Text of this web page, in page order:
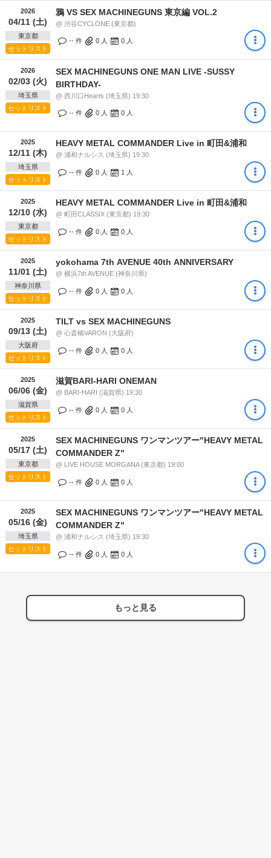
2026
04/11 (土)
東京都
セットリスト
鴉 VS SEX MACHINEGUNS 東京編 VOL.2
@ 渋谷CYCLONE (東京都)
-- 件 0 人 0 人
2026
02/03 (火)
埼玉県
セットリスト
SEX MACHINEGUNS ONE MAN LIVE -SUSSY
BIRTHDAY-
@ 西川口Hearts (埼玉県) 19:30
-- 件 0 人 0 人
2025
12/11 (木)
埼玉県
セットリスト
HEAVY METAL COMMANDER Live in 町田&浦和
@ 浦和ナルシス (埼玉県) 19:30
-- 件 0 人 1 人
2025
12/10 (水)
東京都
セットリスト
HEAVY METAL COMMANDER Live in 町田&浦和
@ 町田CLASSIX (東京都) 19:30
-- 件 0 人 0 人
2025
11/01 (土)
神奈川県
セットリスト
yokohama 7th AVENUE 40th ANNIVERSARY
@ 横浜7th AVENUE (神奈川県)
-- 件 0 人 0 人
2025
09/13 (土)
大阪府
セットリスト
TILT vs SEX MACHINEGUNS
@ 心斎橋VARON (大阪府)
-- 件 0 人 0 人
2025
06/06 (金)
滋賀県
セットリスト
滋賀BARI-HARI ONEMAN
@ BARI-HARI (滋賀県) 19:30
-- 件 0 人 0 人
2025
05/17 (土)
東京都
セットリスト
SEX MACHINEGUNS ワンマンツアー"HEAVY METAL
COMMANDER Z"
@ LIVE HOUSE MORGANA (東京都) 19:00
-- 件 0 人 0 人
2025
05/16 (金)
埼玉県
セットリスト
SEX MACHINEGUNS ワンマンツアー"HEAVY METAL
COMMANDER Z"
@ 浦和ナルシス (埼玉県) 19:30
-- 件 0 人 0 人
もっと見る